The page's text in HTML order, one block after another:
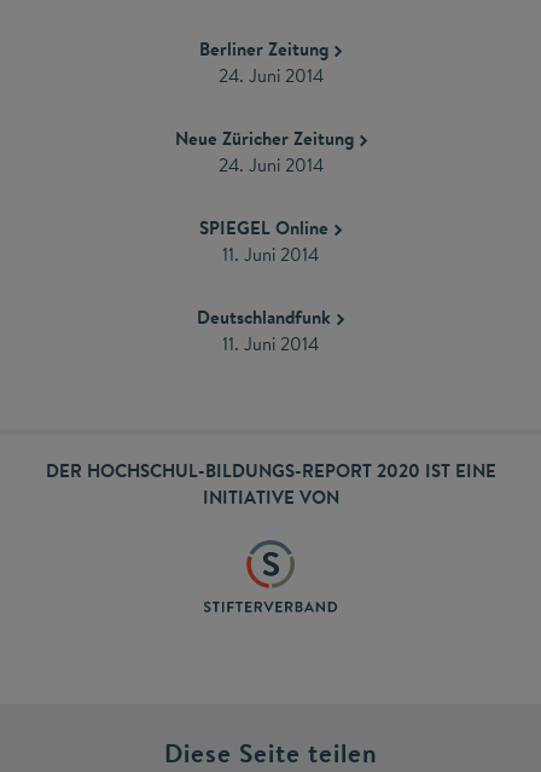
Berliner Zeitung
24. Juni 2014
Neue Züricher Zeitung
24. Juni 2014
SPIEGEL Online
11. Juni 2014
Deutschlandfunk
11. Juni 2014
DER HOCHSCHUL-BILDUNGS-REPORT 2020 IST EINE
INITIATIVE VON
Diese Seite teilen